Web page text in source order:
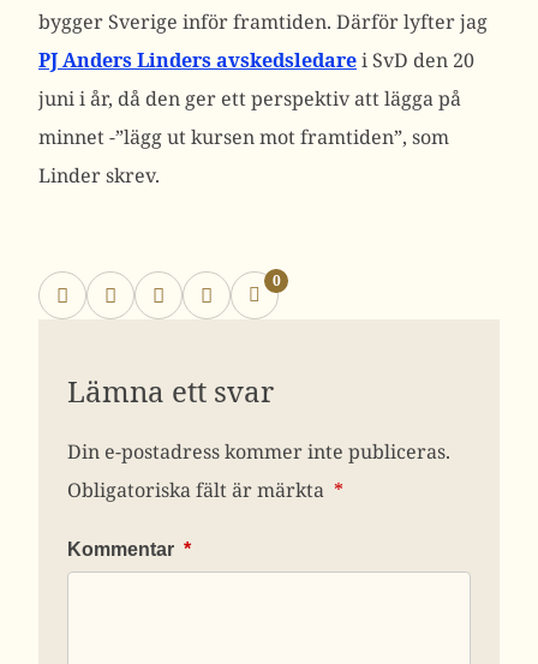
bygger Sverige inför framtiden. Därför lyfter jag
PJ Anders Linders avskedsledarei SvD den 20
juni i år, då den ger ett perspektiv att lägga på
minnet -”lägg ut kursen mot framtiden”, som
Linder skrev.
0
Lämna ett svar
Din e-postadress kommer inte publiceras.
Obligatoriska fält är märkta *
Kommentar *